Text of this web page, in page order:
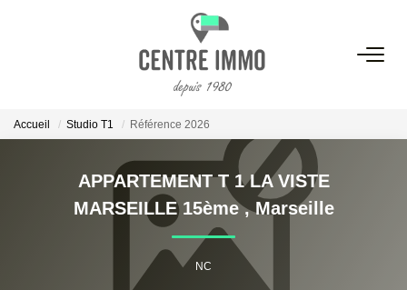
VENTES
LOCATIONS
GESTION
ESTIMATION
Accueil Studio T1 Référence 2026
APPARTEMENT T 1 LA VISTE
MARSEILLE 15ème,Marseille
NC